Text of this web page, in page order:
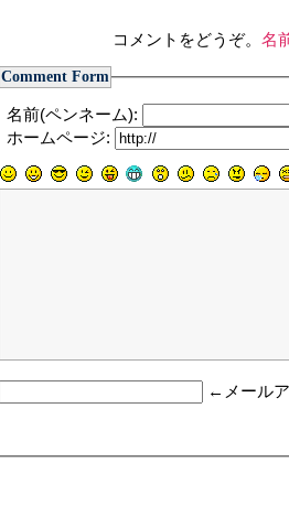
コメントをどうぞ。 名
Comment Form
名前(ペンネーム):
ホームページ:
←メール